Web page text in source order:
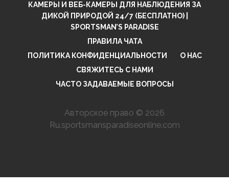
КАМЕРЫ И ВЕБ-КАМЕРЫ ДЛЯ НАБЛЮДЕНИЯ ЗА
ДИКОЙ ПРИРОДОЙ 24/7 (БЕСПЛАТНО) |
SPORTSMAN’S PARADISE
ПРАВИЛА ЧАТА
ПОЛИТИКА КОНФИДЕНЦИАЛЬНОСТИ
О НАС
СВЯЖИТЕСЬ С НАМИ
ЧАСТО ЗАДАВАЕМЫЕ ВОПРОСЫ
Авторское право © 2026
Ru.sportsmansparadiseonline.com